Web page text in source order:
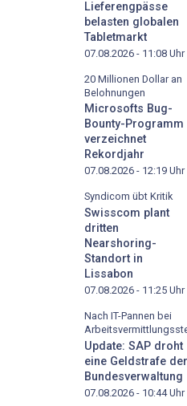
Lieferengpässe
belasten globalen
Tabletmarkt
07.08.2026 - 11:08 Uhr
20 Millionen Dollar an
Belohnungen
Microsofts Bug-
Bounty-Programm
verzeichnet
Rekordjahr
07.08.2026 - 12:19 Uhr
Syndicom übt Kritik
Swisscom plant
dritten
Nearshoring-
Standort in
Lissabon
07.08.2026 - 11:25 Uhr
Nach IT-Pannen bei
Update: SAP droht
eine Geldstrafe der
Bundesverwaltung
07.08.2026 - 10:44Uhr